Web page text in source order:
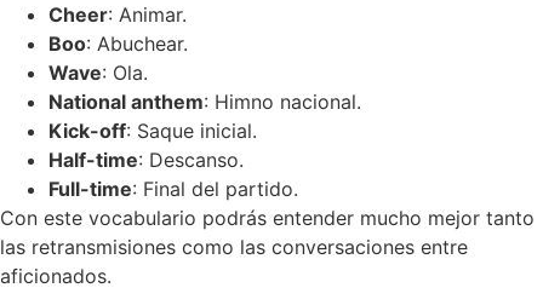
Cheer: Animar.
Boo: Abuchear.
Wave: Ola.
National anthem: Himno nacional.
Kick-off: Saque inicial.
Half-time: Descanso.
Full-time: Final del partido.
Con este vocabulario podrás entender mucho mejor tanto
las retransmisiones como las conversaciones entre
aficionados.